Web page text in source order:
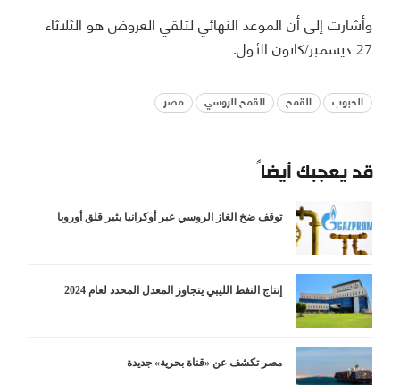
وأشارت إلى أن الموعد النهائي لتلقي العروض هو الثلاثاء
27 ديسمبر/كانون الأول.
الحبوب القمح القمح الروسي مصر
قد يعجبك أيضاً
توقف ضخ الغاز الروسي عبر أوكرانيا يثير قلق أوروبا
إنتاج النفط الليبي يتجاوز المعدل المحدد لعام 2024
مصر تكشف عن «قناة بحرية» جديدة